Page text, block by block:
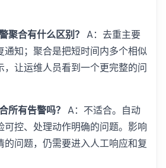
聚合有什么区别？ A：去重主要
通知；聚合是把短时间内多个相似
，让运维人员看到一个更完整的问
所有告警吗？ A：不适合。自动
可控、处理动作明确的问题。影响
问题，仍需要进入人工响应和复